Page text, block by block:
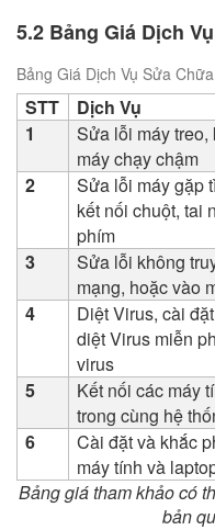
5.2 Bảng Giá Dịch
Bảng Giá Dịch Vụ Sửa
STT Dịch Vụ
1
Sửa lỗi máy treo,
máy chạy chậm
2
Sửa lỗi máy gặp
kết nối chuột, tai
phím
3
Sửa lỗi không
mạng, hoặc vào
4
Diệt Virus, cài
diệt Virus miễn
virus
5
Kết nối các máy
trong cùng hệ
6
Cài đặt và khắc
máy tính và
Bảng giá tham khảo có
bản